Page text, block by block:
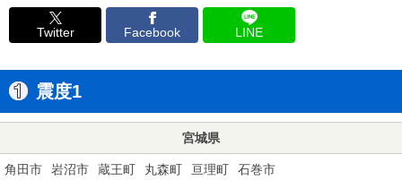
Twitter Facebook LINE
震度1
宮城県
角田市 岩沼市 蔵王町 丸森町 亘理町 石巻市